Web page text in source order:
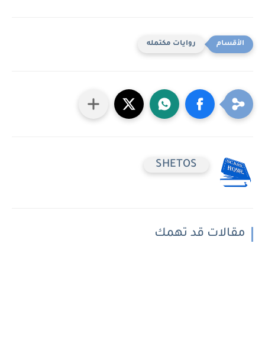
روايات مكتمله
SHETOS
مقالات قد تهمك